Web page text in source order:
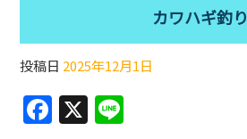
カワハギ釣り
投稿日 2025年12月1日
F X